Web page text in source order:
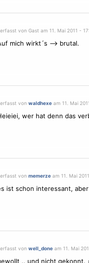
von Gast am 11. Mai 2011 -
mich wirkt´s --> brutal.
von waldhexeam 11. Mai
wer hat denn das
von memerzeam 11. Mai
ist schon interessant,
von well_doneam 11. Mai
.. und nicht gekonnt.